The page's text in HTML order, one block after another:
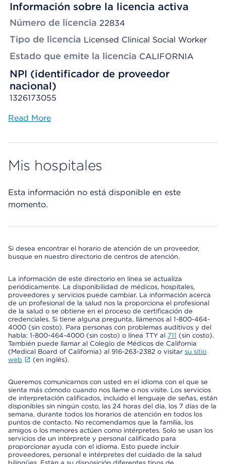
Información sobre la licencia activa
Número de licencia 22834
Tipo de licencia Licensed Clinical Social Worker
Estado que emite la licencia CALIFORNIA
NPI (identificador de proveedor
nacional)
1326173055
Read More
Mis hospitales
Esta información no está disponible en este
momento.
Si desea encontrar el horario de atención de un proveedor,
busque en nuestro directorio de centros de atención.
La información de este directorio en línea se actualiza
periódicamente. La disponibilidad de médicos, hospitales,
proveedores y servicios puede cambiar. La información acerca
de un profesional de la salud nos la proporciona el profesional
de la salud o se obtiene en el proceso de certificación de
credenciales. Si tiene alguna pregunta, llámenos al 1-800-464-
4000 (sin costo). Para personas con problemas auditivos y del
habla: 1-800-464-4000 (sin costo) o línea TTY al 711 (sin costo).
También puede llamar al Colegio de Médicos de California
(Medical Board of California) al 916-263-2382 o visitar su sitio
web
(en inglés).
Queremos comunicarnos con usted en el idioma con el que se
sienta más cómodo cuando nos llame o nos visite. Los servicios
de interpretación calificados, incluido el lenguaje de señas, están
disponibles sin ningún costo, las 24 horas del día, los 7 días de la
semana, durante todos los horarios de atención en todos los
puntos de contacto. No recomendamos que la familia, los
amigos o los menores actúen como intérpretes. Solo se usan los
servicios de un intérprete y personal calificado para
proporcionar ayuda con el idioma. Esto puede incluir
proveedores, personal e intérpretes del cuidado de la salud